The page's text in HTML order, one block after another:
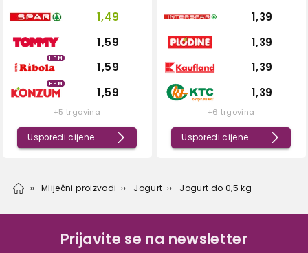
1,49
1,59
HPM
1,59
HPM
1,59
+5 trgovina
Usporedi cijene
1,39
1,39
1,39
1,39
+6 trgovina
Usporedi cijene
Mliječni proizvodi Jogurt Jogurt do 0,5 kg
Prijavite se na newsletter